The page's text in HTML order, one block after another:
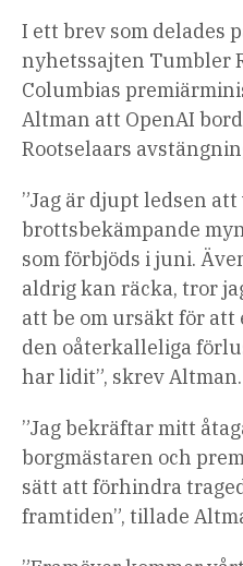
I ett brev som delades
nyhetssajten Tumbler
Columbias
Altman att OpenAI
Rootselaars
”Jag är djupt ledsen
brottsbekämpande
som förbjöds i juni.
aldrig kan räcka, tror
att be om ursäkt för att
den oåterkalleliga
har lidit”, skrev Altman.
”Jag bekräftar mitt
borgmästaren och
sätt att förhindra
framtiden”, tillade